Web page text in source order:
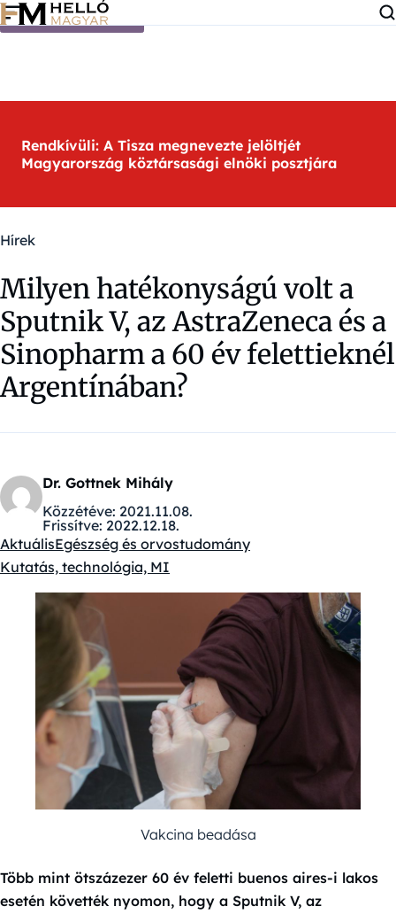
Ugrás a tartalomra
Rendkívüli: A Tisza megnevezte jelöltjét
Magyarország köztársasági elnöki posztjára
Hírek
Milyen hatékonyságú volt a
Sputnik V, az AstraZeneca és a
Sinopharm a 60 év felettieknél
Argentínában?
Dr. Gottnek Mihály
Közzétéve: 2021.11.08.
Frissítve: 2022.12.18.
Kategóriák:
AktuálisEgészség és orvostudomány
Kutatás, technológia, MI
Vakcina beadása
Több mint ötszázezer 60 év feletti buenos aires-i lakos
esetén követték nyomon, hogy a Sputnik V, az